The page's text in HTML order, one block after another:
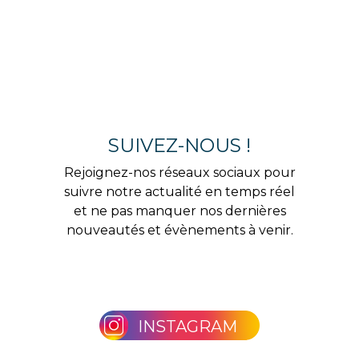
SUIVEZ-NOUS !
Rejoignez-nos réseaux sociaux pour
suivre notre actualité en temps réel
et ne pas manquer nos dernières
nouveautés et évènements à venir.
INSTAGRAM